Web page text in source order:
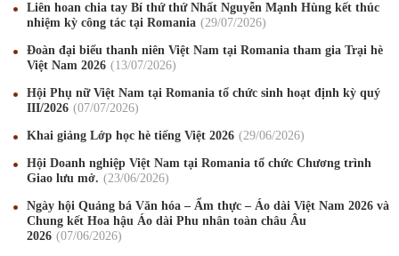
Liên hoan chia tay Bí thứ thứ Nhất Nguyễn Mạnh Hùng kết thúc
nhiệm kỳ công tác tại Romania
29/07/2026
Đoàn đại biểu thanh niên Việt Nam tại Romania tham gia Trại hè
Việt Nam 2026
13/07/2026
Hội Phụ nữ Việt Nam tại Romania tổ chức sinh hoạt định kỳ quý
III/2026
07/07/2026
Khai giảng Lớp học hè tiếng Việt 2026 29/06/2026
Hội Doanh nghiệp Việt Nam tại Romania tổ chức Chương trình
Giao lưu mở.
23/06/2026
Ngày hội Quảng bá Văn hóa – Ẩm thực – Áo dài Việt Nam 2026 và
Chung kết Hoa hậu Áo dài Phu nhân toàn châu Âu
2026
07/06/2026